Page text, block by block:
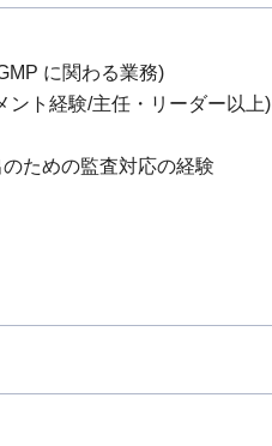
に関わる業務)
ント経験/主任・リーダー以上)
ための監査対応の経験